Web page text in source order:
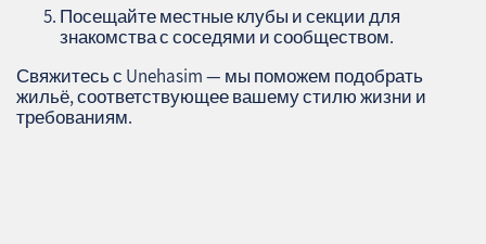
Посещайте местные клубы и секции для
знакомства с соседями и сообществом.
Свяжитесь с Unehasim — мы поможем подобрать
жильё, соответствующее вашему стилю жизни и
требованиям.